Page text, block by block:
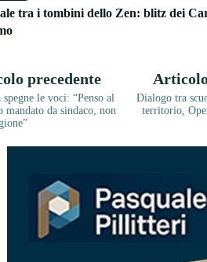
tra i tombini dello Zen: blitz dei
precedente
le voci: “Penso al
mandato da sindaco, non
Dialogo tra
territorio,